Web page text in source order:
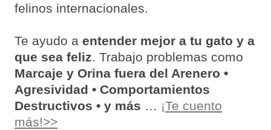
felinos internacionales.
Te ayudo a entender mejor a tu gato y a
que sea feliz. Trabajo problemas como
Marcaje y Orina fuera del Arenero •
Agresividad • Comportamientos
Destructivos • y más … ¡Te cuento
más!>>